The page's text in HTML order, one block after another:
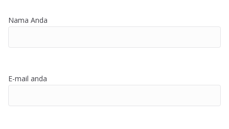
Nama Anda
E-mail anda